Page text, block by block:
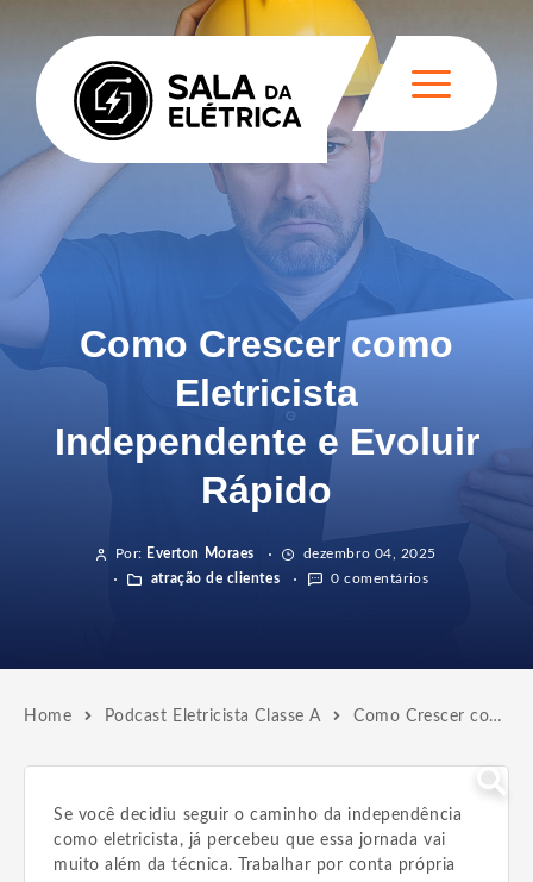
Como Crescer como
Eletricista
Independente e Evoluir
Rápido
Por: Everton Moraes
dezembro 04, 2025
atração de clientes
0 comentários
Home Podcast Eletricista Classe A Como Crescer como Eletricista Independente e Evoluir Rápido
Se você decidiu seguir o caminho da independência
como eletricista, já percebeu que essa jornada vai
muito além da técnica. Trabalhar por conta própria